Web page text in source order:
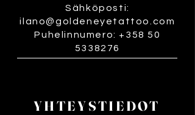
Sähköposti:
ilano@goldeneyetattoo.com
Puhelinnumero: +358 50
5338276
YHTEYSTIEDOT